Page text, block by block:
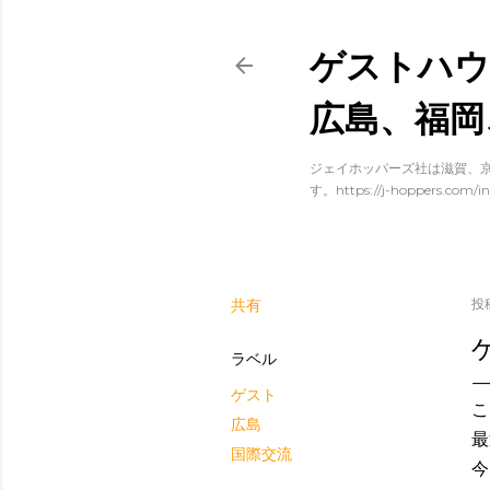
ゲストハ
広島、福
ジェイホッパーズ社は滋賀、
す。https://j-hoppers.com/
共有
ラベル
ゲスト
広島
国際交流
投